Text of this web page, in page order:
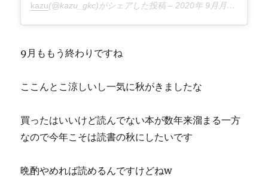
kazu(@kazu_gkc)がシェアした投稿 –2020年 9月月28日午後3時01分PDT
9月ももう終わりですね
ここんとこ涼しいし一気に秋がきましたな
買ったはいいけど読んでない本が数年来溜まる一方
なので今年こそは読書の秋にしたいです
晩酌やめれば読めるんですけどねw